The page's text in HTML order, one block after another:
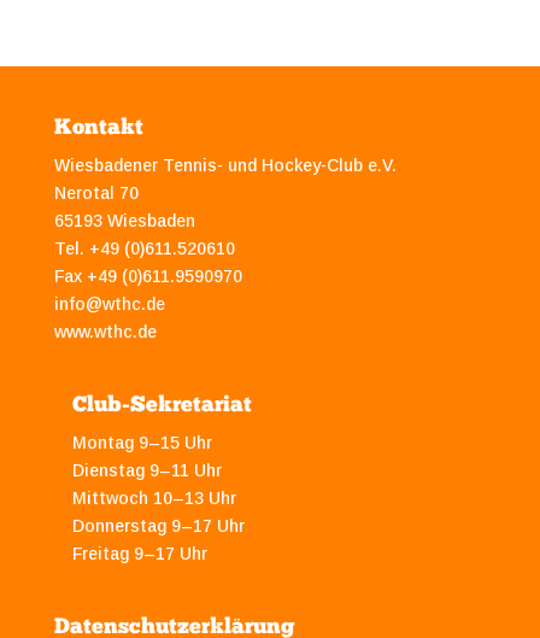
Kontakt
Wiesbadener Tennis- und Hockey-Club e.V.
Nerotal 70
65193 Wiesbaden
Tel. +49 (0)611.520610
Fax +49 (0)611.9590970
info@wthc.de
www.wthc.de
Club-Sekretariat
Montag 9–15 Uhr
Dienstag 9–11 Uhr
Mittwoch 10–13 Uhr
Donnerstag 9–17 Uhr
Freitag 9–17 Uhr
Datenschutzerklärung